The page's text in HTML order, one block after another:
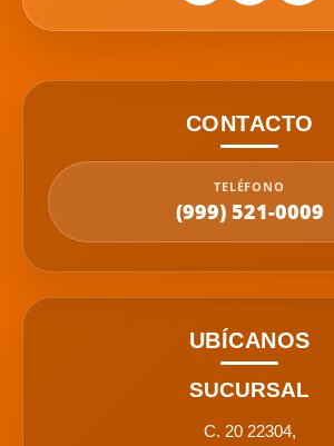
CONTACTO
TELÉFONO
(999) 521-0009
UBÍCANOS
SUCURSAL
C. 20 22304,